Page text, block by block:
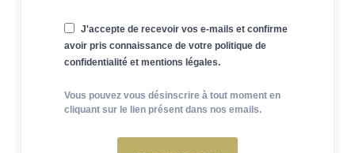
J'accepte de recevoir vos e-mails et confirme
avoir pris connaissance de votre politique de
confidentialité et mentions légales.
Vous pouvez vous désinscrire à tout moment en
cliquant sur le lien présent dans nos emails.